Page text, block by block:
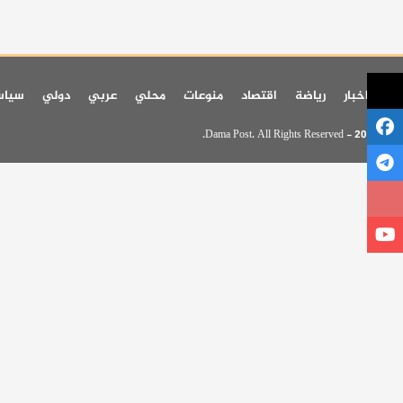
اخر اخبار رياضة اقتصاد منوعات محلي عربي دولي
© 2026 - Dama Post. All Rights Reserved.